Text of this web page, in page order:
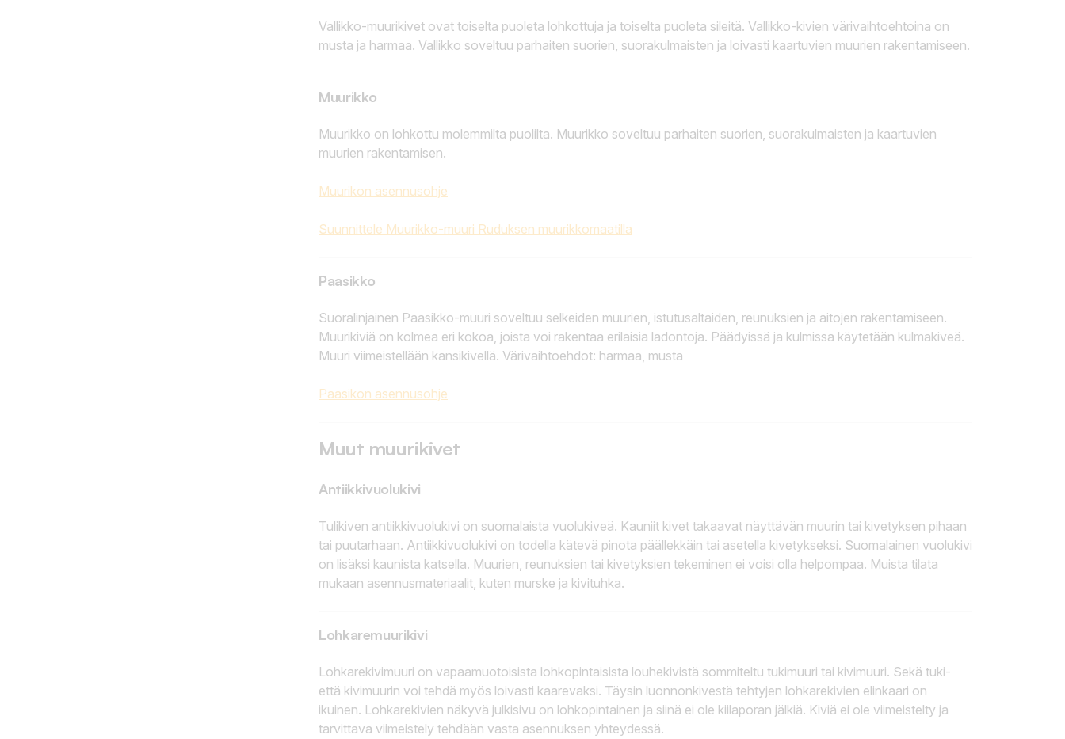
Vallikko-muurikivet ovat toiselta puoleta lohkottuja ja toiselta puoleta sileitä. Vallikko-kivien värivaihtoehtoina on
musta ja harmaa. Vallikko soveltuu parhaiten suorien, suorakulmaisten ja loivasti kaartuvien muurien rakentamiseen.
Muurikko
Muurikko on lohkottu molemmilta puolilta. Muurikko soveltuu parhaiten suorien, suorakulmaisten ja kaartuvien
muurien rakentamisen.
Muurikon asennusohje
Suunnittele Muurikko-muuri Ruduksen muurikkomaatilla
Paasikko
Suoralinjainen Paasikko-muuri soveltuu selkeiden muurien, istutusaltaiden, reunuksien ja aitojen rakentamiseen.
Muurikiviä on kolmea eri kokoa, joista voi rakentaa erilaisia ladontoja. Päädyissä ja kulmissa käytetään kulmakiveä.
Muuri viimeistellään kansikivellä. Värivaihtoehdot: harmaa, musta
Paasikon asennusohje
Muut muurikivet
Antiikkivuolukivi
Tulikiven antiikkivuolukivi on suomalaista vuolukiveä. Kauniit kivet takaavat näyttävän muurin tai kivetyksen pihaan
tai puutarhaan. Antiikkivuolukivi on todella kätevä pinota päällekkäin tai asetella kivetykseksi. Suomalainen vuolukivi
on lisäksi kaunista katsella. Muurien, reunuksien tai kivetyksien tekeminen ei voisi olla helpompaa. Muista tilata
mukaan asennusmateriaalit, kuten murske ja kivituhka.
Lohkaremuurikivi
Lohkarekivimuuri on vapaamuotoisista lohkopintaisista louhekivistä sommiteltu tukimuuri tai kivimuuri. Sekä tuki-
että kivimuurin voi tehdä myös loivasti kaarevaksi. Täysin luonnonkivestä tehtyjen lohkarekivien elinkaari on
ikuinen. Lohkarekivien näkyvä julkisivu on lohkopintainen ja siinä ei ole kiilaporan jälkiä. Kiviä ei ole viimeistelty ja
tarvittava viimeistely tehdään vasta asennuksen yhteydessä.